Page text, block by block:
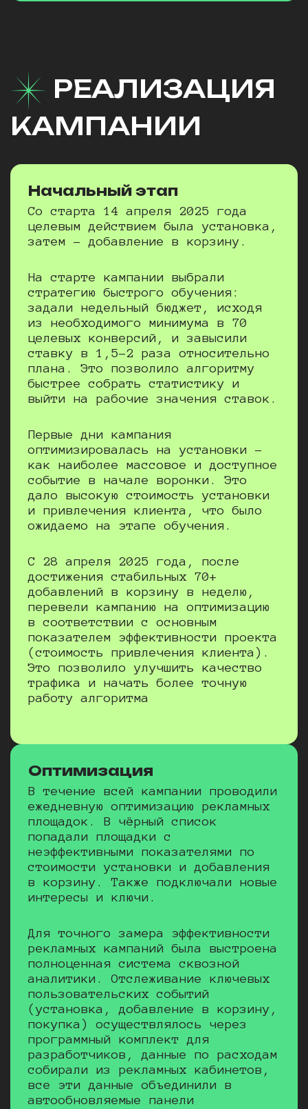
РЕАЛИЗАЦИЯ
КАМПАНИИ
Начальный этап
Со старта 14 апреля 2025 года
целевым действием была установка,
затем – добавление в корзину.
На старте кампании выбрали
стратегию быстрого обучения:
задали недельный бюджет, исходя
из необходимого минимума в 70
целевых конверсий, и завысили
ставку в 1,5–2 раза относительно
плана. Это позволило алгоритму
быстрее собрать статистику и
выйти на рабочие значения ставок.
Первые дни кампания
оптимизировалась на установки –
как наиболее массовое и доступное
событие в начале воронки. Это
дало высокую стоимость установки
и привлечения клиента, что было
ожидаемо на этапе обучения.
С 28 апреля 2025 года, после
достижения стабильных 70+
добавлений в корзину в неделю,
перевели кампанию на оптимизацию
в соответствии с основным
показателем эффективности проекта
(стоимость привлечения клиента).
Это позволило улучшить качество
трафика и начать более точную
работу алгоритма
Оптимизация
В течение всей кампании проводили
ежедневную оптимизацию рекламных
площадок. В чёрный список
попадали площадки с
неэффективными показателями по
стоимости установки и добавления
в корзину. Также подключали новые
интересы и ключи.
Для точного замера эффективности
рекламных кампаний была выстроена
полноценная система сквозной
аналитики. Отслеживание ключевых
пользовательских событий
(установка, добавление в корзину,
покупка) осуществлялось через
программный комплект для
разработчиков, данные по расходам
собирали из рекламных кабинетов,
все эти данные объединили в
автообновляемые панели